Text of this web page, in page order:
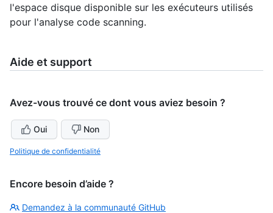
l'espace disque disponible sur les exécuteurs utilisés
pour l'analyse code scanning.
Aide et support
Avez-vous trouvé ce dont vous aviez besoin ?
Oui Non
Politique de confidentialité
Encore besoin d’aide ?
Demandez à la communauté GitHub